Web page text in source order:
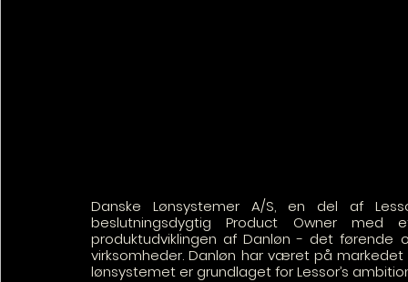
Danske Lønsystemer A/S, en del af
beslutningsdygtig Product Owner
produktudviklingen af Danløn - det førende
virksomheder. Danløn har været på
lønsystemet er grundlaget for Lessor’s